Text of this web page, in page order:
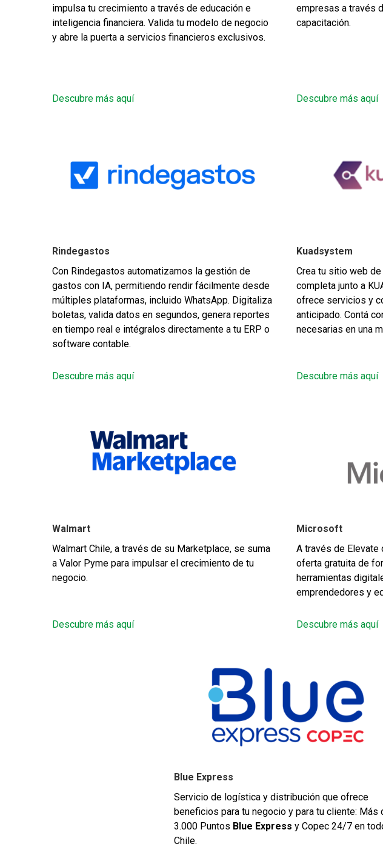
impulsa tu crecimiento a través de educación e
inteligencia financiera. Valida tu modelo de negocio
y abre la puerta a servicios financieros exclusivos.
Descubre más aquí
empresas a través
capacitación.
Descubre más aquí
Rindegastos
Con Rindegastos automatizamos la gestión de
gastos con IA, permitiendo rendir fácilmente desde
múltiples plataformas, incluido WhatsApp. Digitaliza
boletas, valida datos en segundos, genera reportes
en tiempo real e intégralos directamente a tu ERP o
software contable.
Descubre más aquí
Kuadsystem
Crea tu sitio web
completa junto a
ofrece servicios y
anticipado. Contá
necesarias en una
Descubre más aquí
Walmart
Walmart Chile, a través de su Marketplace, se suma
a Valor Pyme para impulsar el crecimiento de tu
negocio.
Descubre más aquí
Microsoft
A través de Elevate
oferta gratuita de
herramientas
emprendedores y
Descubre más aquí
Blue Express
Servicio de logística y distribución que ofrece
beneficios para tu negocio y para tu cliente: Más
3.000 Puntos Blue Express y Copec 24/7 en
Chile.